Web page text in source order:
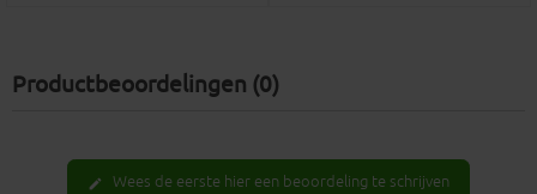
Productbeoordelingen (0)
edit Wees de eerste hier een beoordeling te schrijven